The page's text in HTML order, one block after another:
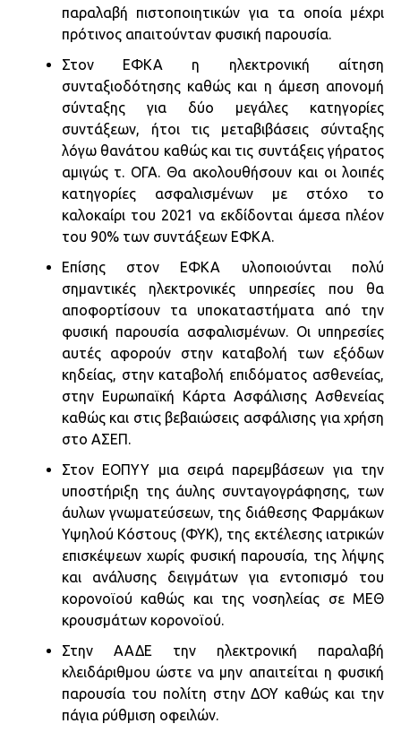
παραλαβή πιστοποιητικών για τα οποία μέχρι
πρότινος απαιτούνταν φυσική παρουσία.
Στον ΕΦΚΑ η ηλεκτρονική αίτηση
συνταξιοδότησης καθώς και η άμεση απονομή
σύνταξης για δύο μεγάλες κατηγορίες
συντάξεων, ήτοι τις μεταβιβάσεις σύνταξης
λόγω θανάτου καθώς και τις συντάξεις γήρατος
αμιγώς τ. ΟΓΑ. Θα ακολουθήσουν και οι λοιπές
κατηγορίες ασφαλισμένων με στόχο το
καλοκαίρι του 2021 να εκδίδονται άμεσα πλέον
του 90% των συντάξεων ΕΦΚΑ.
Επίσης στον ΕΦΚΑ υλοποιούνται πολύ
σημαντικές ηλεκτρονικές υπηρεσίες που θα
αποφορτίσουν τα υποκαταστήματα από την
φυσική παρουσία ασφαλισμένων. Οι υπηρεσίες
αυτές αφορούν στην καταβολή των εξόδων
κηδείας, στην καταβολή επιδόματος ασθενείας,
στην Ευρωπαϊκή Κάρτα Ασφάλισης Ασθενείας
καθώς και στις βεβαιώσεις ασφάλισης για χρήση
στο ΑΣΕΠ.
Στον ΕΟΠΥΥ μια σειρά παρεμβάσεων για την
υποστήριξη της άυλης συνταγογράφησης, των
άυλων γνωματεύσεων, της διάθεσης Φαρμάκων
Υψηλού Κόστους (ΦΥΚ), της εκτέλεσης ιατρικών
επισκέψεων χωρίς φυσική παρουσία, της λήψης
και ανάλυσης δειγμάτων για εντοπισμό του
κορονοϊού καθώς και της νοσηλείας σε ΜΕΘ
κρουσμάτων κορονοϊού.
Στην ΑΑΔΕ την ηλεκτρονική παραλαβή
κλειδάριθμου ώστε να μην απαιτείται η φυσική
παρουσία του πολίτη στην ΔΟΥ καθώς και την
πάγια ρύθμιση οφειλών.